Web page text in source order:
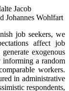
Jacob
Johannes Wohlfart
job seekers, we
affect job
exogenous
informing a random
workers.
in administrative
respondents,